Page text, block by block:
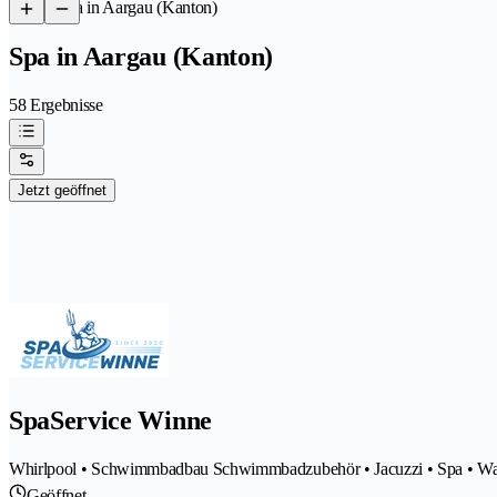
/Spa in Aargau (Kanton)
Spa in Aargau (Kanton)
58 Ergebnisse
Jetzt geöffnet
SpaService Winne
Whirlpool • Schwimmbadbau Schwimmbadzubehör • Jacuzzi • Spa •